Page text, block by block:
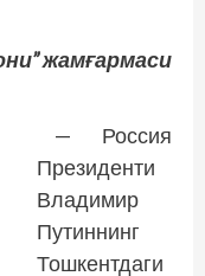
жамғармаси
— Россия
Президенти
Владимир
Путиннинг
Тошкентдаги